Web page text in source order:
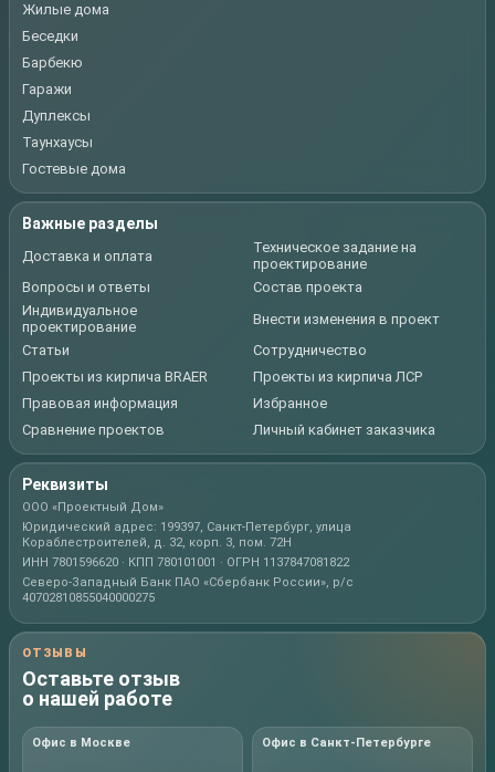
Жилые дома
Беседки
Барбекю
Гаражи
Дуплексы
Таунхаусы
Гостевые дома
Важные разделы
Доставка и оплата
Техническое задание на
проектирование
Вопросы и ответы
Состав проекта
Индивидуальное
проектирование
Внести изменения в проект
Статьи
Сотрудничество
Проекты из кирпича BRAER
Проекты из кирпича ЛСР
Правовая информация
Избранное
Сравнение проектов
Личный кабинет заказчика
Реквизиты
ООО «Проектный Дом»
Юридический адрес: 199397, Санкт-Петербург, улица
Кораблестроителей, д. 32, корп. 3, пом. 72Н
ИНН 7801596620 · КПП 780101001 · ОГРН 1137847081822
Северо-Западный Банк ПАО «Сбербанк России», р/с
40702810855040000275
ОТЗЫВЫ
Оставьте отзыв
о нашей работе
Офис в Москве Офис в Санкт-Петербурге